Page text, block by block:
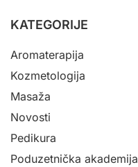
KATEGORIJE
Aromaterapija
Kozmetologija
Masaža
Novosti
Pedikura
Poduzetnička akademija